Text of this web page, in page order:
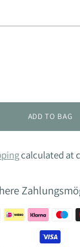
ADD TO BAG
calculated at